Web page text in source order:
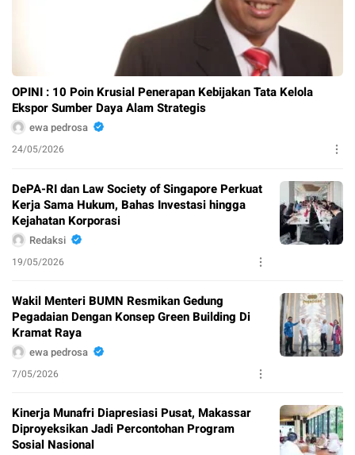
OPINI : 10 Poin Krusial Penerapan Kebijakan Tata Kelola
Ekspor Sumber Daya Alam Strategis
ewa pedrosa
24/05/2026
DePA-RI dan Law Society of Singapore Perkuat
Kerja Sama Hukum, Bahas Investasi hingga
Kejahatan Korporasi
Redaksi
19/05/2026
Wakil Menteri BUMN Resmikan Gedung
Pegadaian Dengan Konsep Green Building Di
Kramat Raya
ewa pedrosa
7/05/2026
Kinerja Munafri Diapresiasi Pusat, Makassar
Diproyeksikan Jadi Percontohan Program
Sosial Nasional